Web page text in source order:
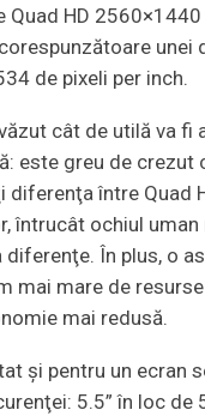
Quad HD 2560×1440
unei
de pixeli per inch.
cât de utilă va fi
este greu de crezut
diferenţa între Quad
întrucât ochiul uman
diferenţe. În plus, o
mai mare de
mai redusă.
şi pentru un ecran
5.5” în loc de